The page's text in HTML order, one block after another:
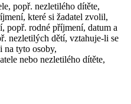
popř. nezletilého dítěte,
které si žadatel zvolil,
popř. rodné příjmení, datum a
nezletilých dětí, vztahuje-li se
na tyto osoby,
nebo nezletilého dítěte,